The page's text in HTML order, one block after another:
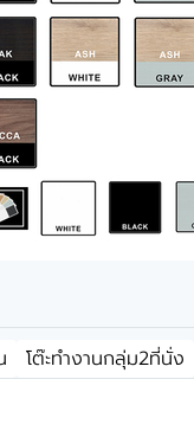
โต๊ะทำงานกลุ่ม2ที่นั่ง